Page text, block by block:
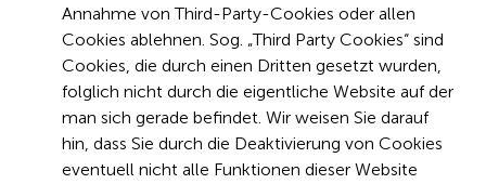
Annahme von Third-Party-Cookies oder allen
Cookies ablehnen. Sog. „Third Party Cookies“ sind
Cookies, die durch einen Dritten gesetzt wurden,
folglich nicht durch die eigentliche Website auf der
man sich gerade befindet. Wir weisen Sie darauf
hin, dass Sie durch die Deaktivierung von Cookies
eventuell nicht alle Funktionen dieser Website